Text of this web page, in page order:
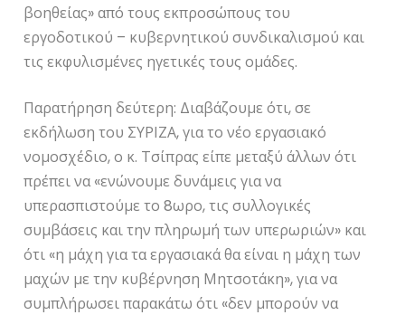
βοηθείας» από τους εκπροσώπους του
εργοδοτικού – κυβερνητικού συνδικαλισμού και
τις εκφυλισμένες ηγετικές τους ομάδες.
Παρατήρηση δεύτερη: Διαβάζουμε ότι, σε
εκδήλωση του ΣΥΡΙΖΑ, για το νέο εργασιακό
νομοσχέδιο, ο κ. Τσίπρας είπε μεταξύ άλλων ότι
πρέπει να «ενώνουμε δυνάμεις για να
υπερασπιστούμε το 8ωρο, τις συλλογικές
συμβάσεις και την πληρωμή των υπερωριών» και
ότι «η μάχη για τα εργασιακά θα είναι η μάχη των
μαχών με την κυβέρνηση Μητσοτάκη», για να
συμπλήρωσει παρακάτω ότι «δεν μπορούν να